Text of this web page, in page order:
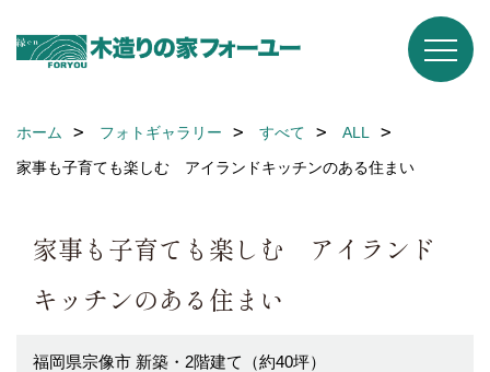
ホーム フォトギャラリー すべて
ALL
家事も子育ても楽しむ アイランドキッチンのある住まい
家事も子育ても楽しむ アイランド
キッチンのある住まい
福岡県宗像市 新築・2階建て（約40坪）